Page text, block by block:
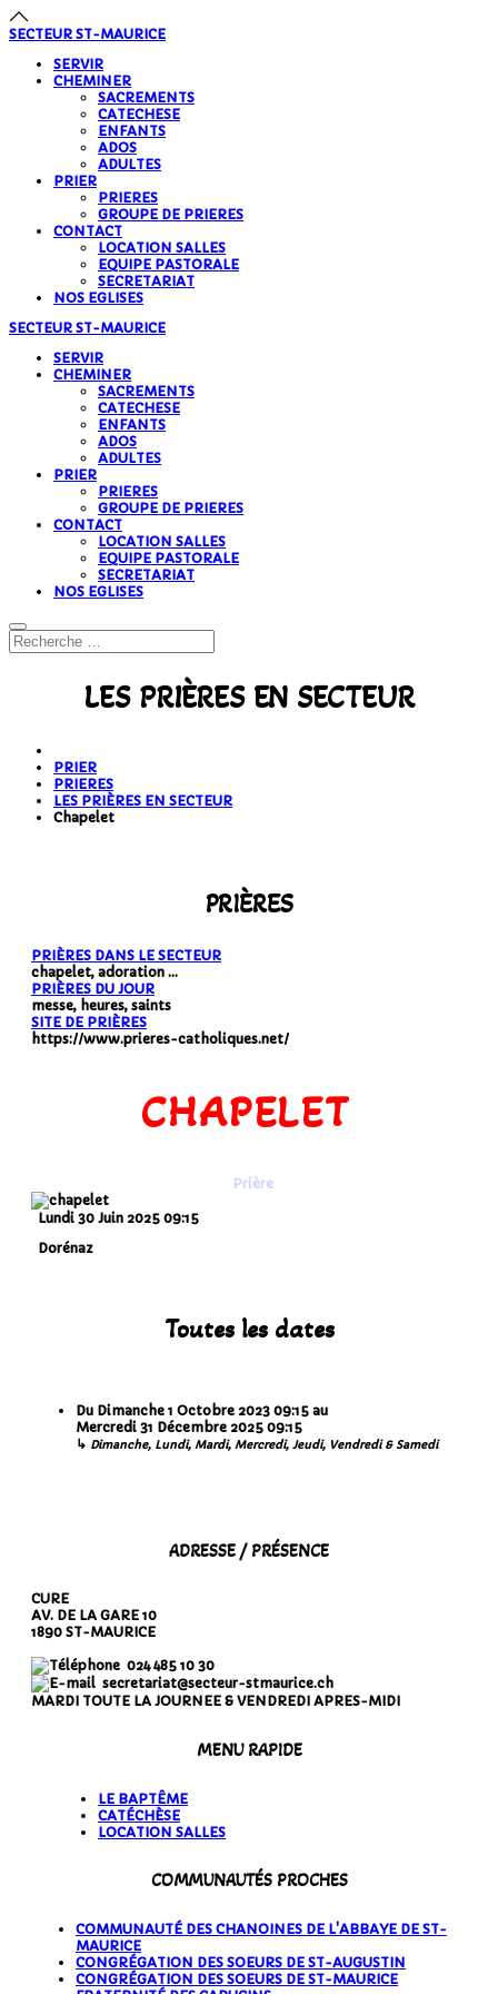
SECTEUR ST-MAURICE
SERVIR
CHEMINER
SACREMENTS
CATECHESE
ENFANTS
ADOS
ADULTES
PRIER
PRIERES
GROUPE DE PRIERES
CONTACT
LOCATION SALLES
EQUIPE PASTORALE
SECRETARIAT
NOS EGLISES
SECTEUR ST-MAURICE
SERVIR
CHEMINER
SACREMENTS
CATECHESE
ENFANTS
ADOS
ADULTES
PRIER
PRIERES
GROUPE DE PRIERES
CONTACT
LOCATION SALLES
EQUIPE PASTORALE
SECRETARIAT
NOS EGLISES
LES PRIÈRES EN SECTEUR
PRIER
PRIERES
LES PRIÈRES EN SECTEUR
Chapelet
PRIÈRES
PRIÈRES DANS LE SECTEUR
chapelet, adoration ...
PRIÈRES DU JOUR
messe, heures, saints
SITE DE PRIÈRES
https://www.prieres-catholiques.net/
CHAPELET
Prière
Lundi 30 Juin 2025 09:15
Dorénaz
Toutes les dates
Du Dimanche 1 Octobre 2023 09:15 au
Mercredi 31 Décembre 2025 09:15
↳ Dimanche, Lundi, Mardi, Mercredi, Jeudi, Vendredi & Samedi
ADRESSE / PRÉSENCE
CURE
AV. DE LA GARE 10
1890 ST-MAURICE
024 485 10 30
secretariat@secteur-stmaurice.ch
MARDI TOUTE LA JOURNEE & VENDREDI APRES-MIDI
MENU RAPIDE
LE BAPTÊME
CATÉCHÈSE
LOCATION SALLES
COMMUNAUTÉS PROCHES
COMMUNAUTÉ DES CHANOINES DE L'ABBAYE DE ST-
MAURICE
CONGRÉGATION DES SOEURS DE ST-AUGUSTIN
CONGRÉGATION DES SOEURS DE ST-MAURICE